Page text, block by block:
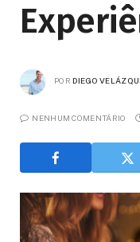
POR DIEGO
NENHUM COMENTÁRIO